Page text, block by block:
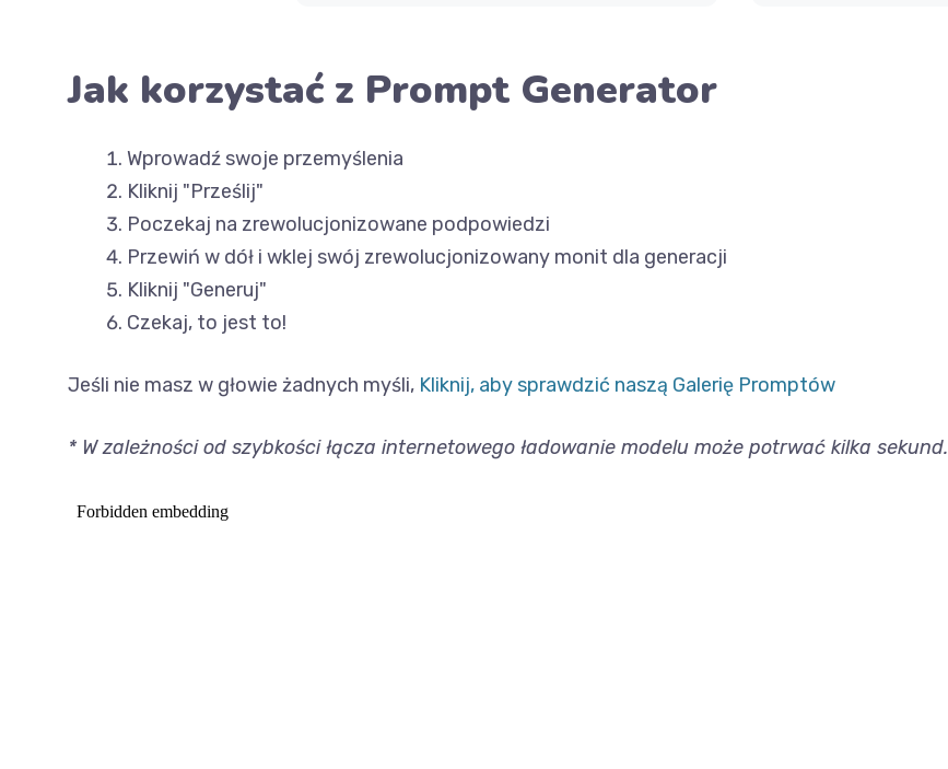
Jak korzystać z Prompt Generator
Wprowadź swoje przemyślenia
Kliknij "Prześlij"
Poczekaj na zrewolucjonizowane podpowiedzi
Przewiń w dół i wklej swój zrewolucjonizowany monit dla generacji
Kliknij "Generuj"
Czekaj, to jest to!
Jeśli nie masz w głowie żadnych myśli, Kliknij, aby sprawdzić naszą Galerię Promptów
* W zależności od szybkości łącza internetowego ładowanie modelu może potrwać kilka sekund.